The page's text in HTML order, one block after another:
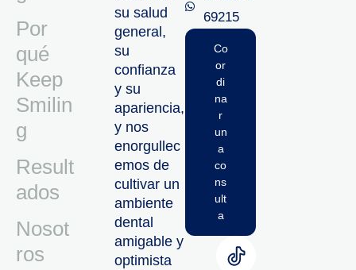
Por
qué
Keep
Smilin
g
Result
ados
Nosot
ros
su salud
general,
su
confianza
y su
apariencia,
y nos
enorgullec
emos de
cultivar un
ambiente
dental
amigable y
optimista
69215‬
Co
or
di
na
r
un
a
co
ns
ult
a